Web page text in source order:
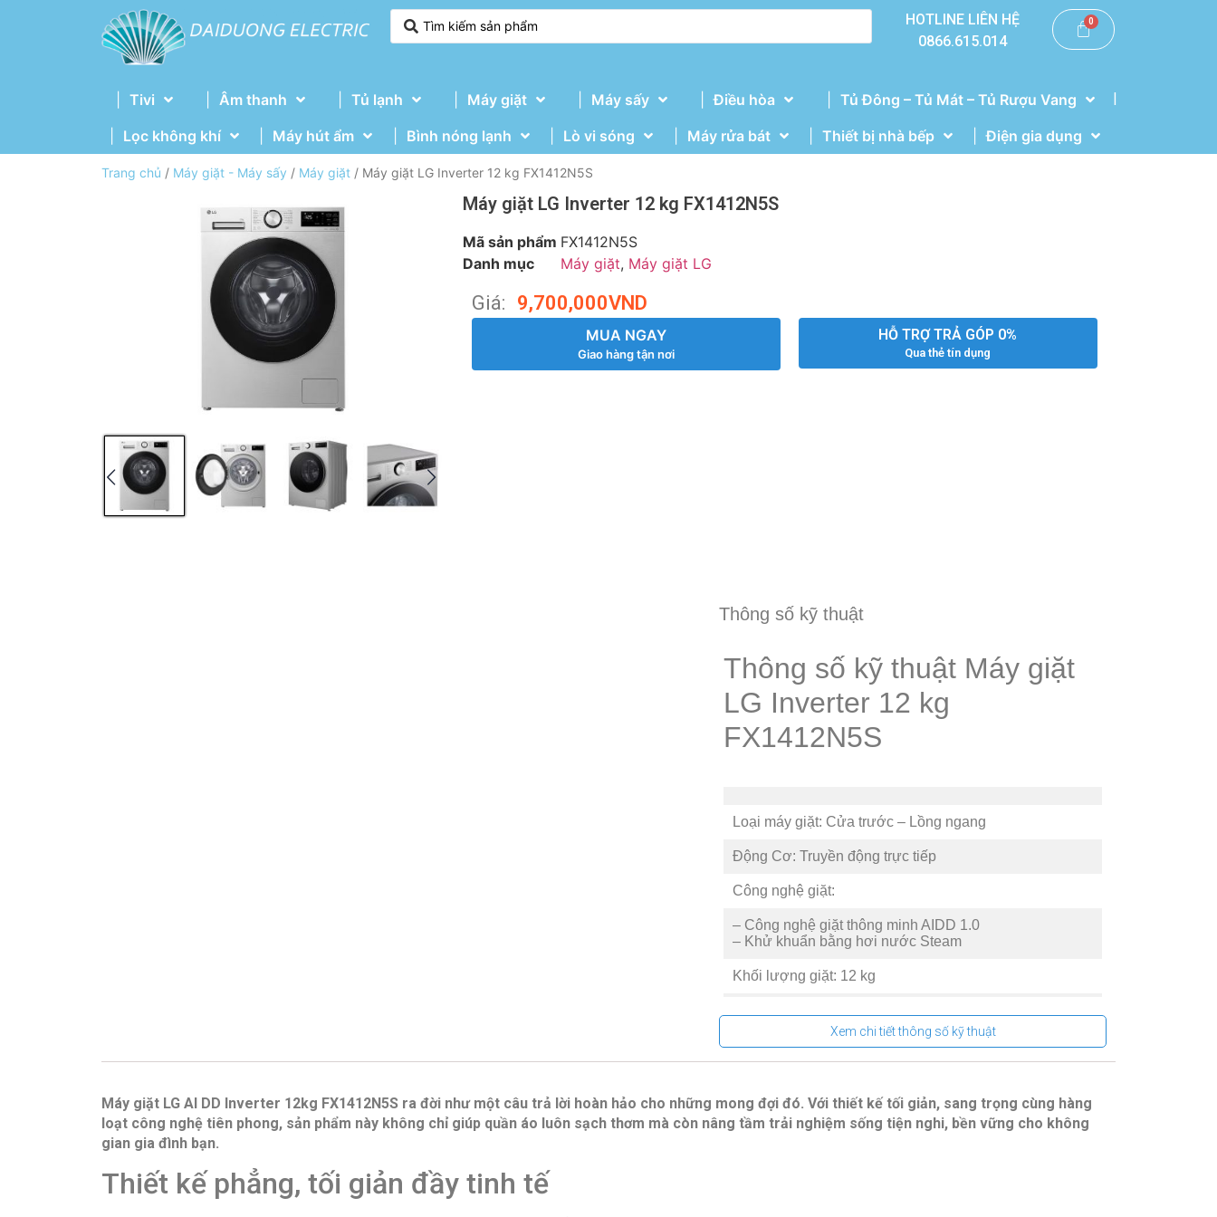
HOTLINE LIÊN HỆ
0866.615.014
Tivi Âm thanh Tủ lạnh Máy giặt Máy sấy Điều hòa
Tủ Đông – Tủ Mát – Tủ Rượu Vang
Lọc không khí
Máy hút ẩm Bình nóng lạnh Lò vi sóng Máy rửa bát Thiết bị nhà bếp Điện gia dụng
|
Trang chủ / Máy giặt - Máy sấy / Máy giặt / Máy giặt LG Inverter 12 kg FX1412N5S
Máy giặt LG Inverter 12 kg FX1412N5S
Mã sản phẩm FX1412N5S
Danh mục
Máy giặt, Máy giặt LG
Giá: 9,700,000VND
MUA NGAY
Giao hàng tận nơi
HỖ TRỢ TRẢ GÓP 0%
Qua thẻ tín dụng
Thông số kỹ thuật
Thông số kỹ thuật Máy giặt
LG Inverter 12 kg
FX1412N5S
Loại máy giặt: Cửa trước – Lồng ngang
Động Cơ: Truyền động trực tiếp
Công nghệ giặt:
– Công nghệ giặt thông minh AIDD 1.0
– Khử khuẩn bằng hơi nước Steam
Khối lượng giặt: 12 kg
Tính Năng Sản Phẩm
Chương trình giặt:
Xem chi tiết thông số kỹ thuật
Máy giặt LG AI DD Inverter 12kg FX1412N5S ra đời như một câu trả lời hoàn hảo cho những mong đợi đó. Với thiết kế tối giản, sang trọng cùng hàng
loạt công nghệ tiên phong, sản phẩm này không chỉ giúp quần áo luôn sạch thơm mà còn nâng tầm trải nghiệm sống tiện nghi, bền vững cho không
gian gia đình bạn.
Thiết kế phẳng, tối giản đầy tinh tế